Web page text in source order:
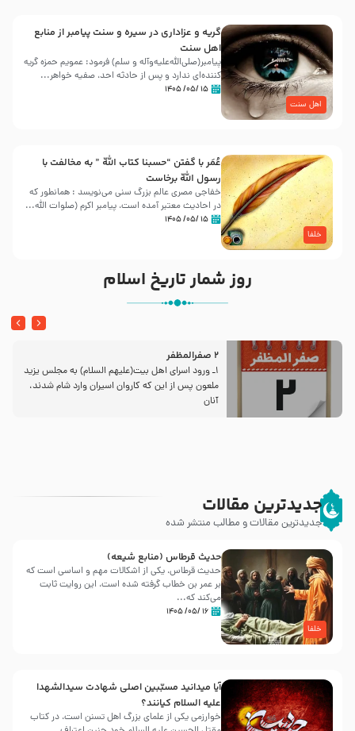
اهل سنت
گریه و عزاداری در سیره و سنت پیامبر از منابع
اهل سنت
پیامبر(صلی‌الله‌علیه‌وآله و سلم) فرمود: عمویم حمزه گریه
کننده‌ای ندارد و پس از حادثه احد، صفیه خواهر...
۱۵ /۰۵/ ۱۴۰۵
خلفا
عُمَر با گفتن “حسبنا كتاب اللّه ” به مخالفت با
رسول اللّه برخاست
خفاجی مصری عالم بزرگ سنی می‌نویسد : همانطور که
در احادیث معتبر آمده است، پیامبر اکرم (صلوات اللّه...
۱۵ /۰۵/ ۱۴۰۵
روز شمار تاریخ اسلام
2 صفرالمظفر
1ـ ورود اسراى اهل بیت‌(علیهم السلام) به مجلس یزید
ملعون پس از این كه كاروان اسیران وارد شام شدند،
آنان
جدیدترین مقالات
جدیدترین مقالات و مطالب منتشر شده
خلفا
حدیث قرطاس (منابع شیعه)
حدیث قرطاس، یکی از اشکالات مهم و اساسی است که
بر عمر بن خطاب گرفته شده است، این روایت ثابت
می‌کند که...
۱۶ /۰۵/ ۱۴۰۵
آیا میدانید مسبّبین اصلی شهادت سیدالشهدا
علیه ‌السلام کیانند؟
خوارزمی یکی از علمای بزرگ اهل تسنن است، در کتاب